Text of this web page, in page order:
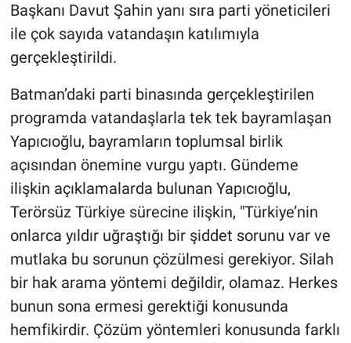
Başkanı Davut Şahin yanı sıra parti yöneticileri
ile çok sayıda vatandaşın katılımıyla
gerçekleştirildi.
Batman’daki parti binasında gerçekleştirilen
programda vatandaşlarla tek tek bayramlaşan
Yapıcıoğlu, bayramların toplumsal birlik
açısından önemine vurgu yaptı. Gündeme
ilişkin açıklamalarda bulunan Yapıcıoğlu,
Terörsüz Türkiye sürecine ilişkin, "Türkiye’nin
onlarca yıldır uğraştığı bir şiddet sorunu var ve
mutlaka bu sorunun çözülmesi gerekiyor. Silah
bir hak arama yöntemi değildir, olamaz. Herkes
bunun sona ermesi gerektiği konusunda
hemfikirdir. Çözüm yöntemleri konusunda farklı